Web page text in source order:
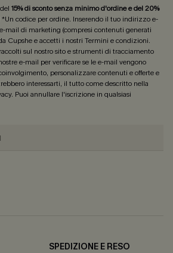
15% di sconto senza minimo d'ordine e del 20%
*Un codice per ordine. Inserendo il tuo indirizzo e-
mail di marketing (compresi contenuti generati
Cupshe e accetti i nostri Termini e condizioni.
sul nostro sito e strumenti di tracciamento
e-mail per verificare se le e-mail vengono
personalizzare contenuti e offerte e
interessarti, il tutto come descritto nella
. Puoi annullare l'iscrizione in qualsiasi
SPEDIZIONE E RESO